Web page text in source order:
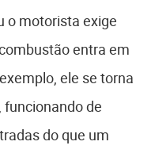
o motorista exige
entra em
ele se torna
funcionando de
do que um